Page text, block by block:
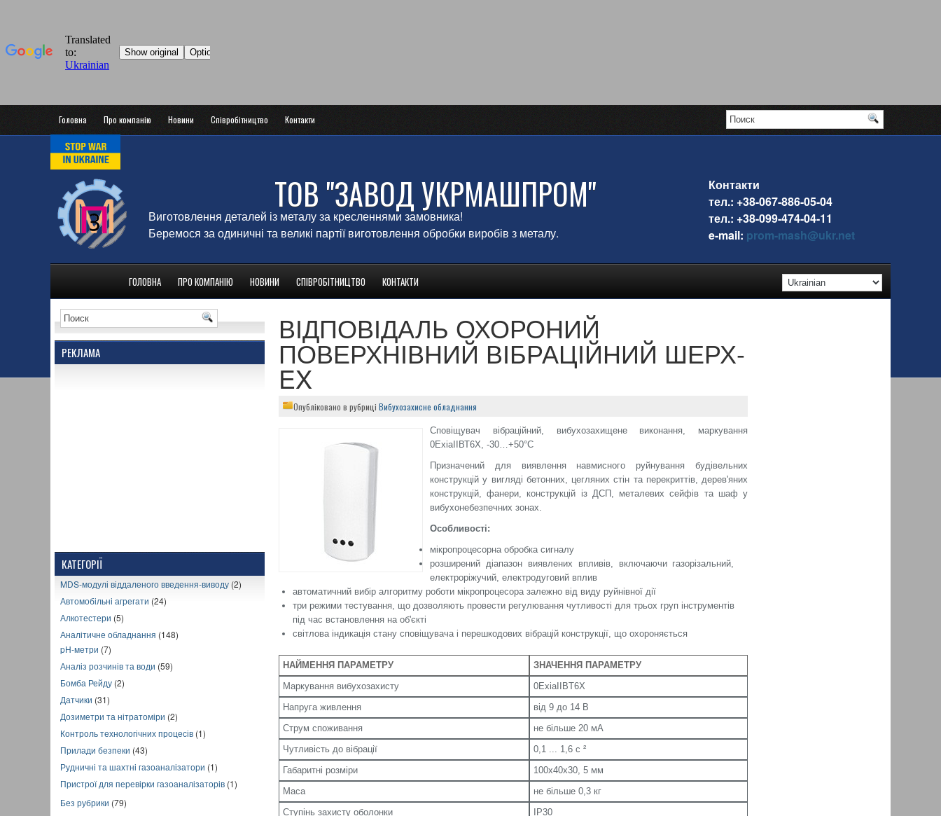
Головна Про компанію Новини Співробітництво Контакти
ТОВ "ЗАВОД УКРМАШПРОМ"
Виготовлення деталей із металу за кресленнями замовника!
Беремося за одиничні та великі партії виготовлення обробки виробів з металу.
Контакти
тел.: +38-067-886-05-04
тел.: +38-099-474-04-11
e-mail: prom-mash@ukr.net
ГОЛОВНА ПРО КОМПАНІЮ НОВИНИ СПІВРОБІТНИЦТВО КОНТАКТИ
РЕКЛАМА
КАТЕГОРІЇ
MDS-модулі віддаленого введення-виводу (2)
Автомобільні агрегати (24)
Алкотестери (5)
Аналітичне обладнання (148)
pH-метри (7)
Аналіз розчинів та води (59)
Бомба Рейду (2)
Датчики (31)
Дозиметри та нітратоміри (2)
Контроль технологічних процесів (1)
Прилади безпеки (43)
Рудничні та шахтні газоаналізатори (1)
Пристрої для перевірки газоаналізаторів (1)
Без рубрики (79)
ВІДПОВІДАЛЬ ОХОРОНИЙ
ПОВЕРХНІВНИЙ ВІБРАЦІЙНИЙ ШЕРХ-
EX
Опубліковано в рубриці Вибухозахисне обладнання
Сповіщувач вібраційний, вибухозахищене виконання, маркування
0ExiaIIВТ6Х, -30…+50°С
Призначений для виявлення навмисного руйнування будівельних
конструкцій у вигляді бетонних, цегляних стін та перекриттів, дерев'яних
конструкцій, фанери, конструкцій із ДСП, металевих сейфів та шаф у
вибухонебезпечних зонах.
Особливості:
мікропроцесорна обробка сигналу
розширений діапазон виявлених впливів, включаючи газорізальний,
електроріжучий, електродуговий вплив
автоматичний вибір алгоритму роботи мікропроцесора залежно від виду руйнівної дії
три режими тестування, що дозволяють провести регулювання чутливості для трьох груп інструментів
під час встановлення на об'єкті
світлова індикація стану сповіщувача і перешкодових вібрацій конструкції, що охороняється
НАЙМЕННЯ ПАРАМЕТРУ
ЗНАЧЕННЯ ПАРАМЕТРУ
Маркування вибухозахисту
0ExiaIIВT6X
Напруга живлення
від 9 до 14 В
Струм споживання
не більше 20 мА
Чутливість до вібрації
0,1 ... 1,6 с ²
Габаритні розміри
100х40х30, 5 мм
Маса
не більше 0,3 кг
Ступінь захисту оболонки
IP30